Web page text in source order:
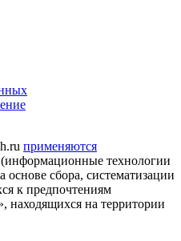
применяются
(информационные технологии
сбора, систематизации
к предпочтениям
находящихся на территории